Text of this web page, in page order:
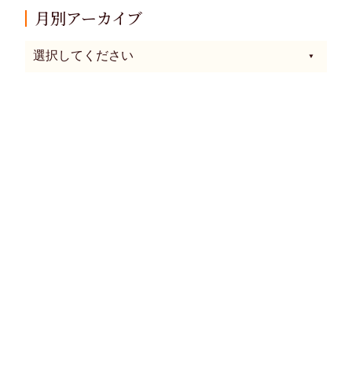
月別アーカイブ